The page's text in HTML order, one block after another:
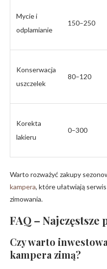
Mycie i
odplamianie
150–250
Konserwacja
uszczelek
80–120
Korekta
lakieru
0–300
Warto rozważyć zakupy
kampera, które ułatwiają
zimowania.
FAQ –
Czy warto
kampera zimą?